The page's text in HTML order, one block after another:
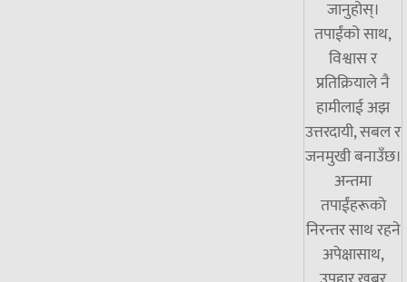
जानुहोस्।
तपाईंको साथ,
विश्वास र
प्रतिक्रियाले नै
हामीलाई अझ
उत्तरदायी, सबल र
जनमुखी बनाउँछ।
अन्तमा
तपाईंहरूको
निरन्तर साथ रहने
अपेक्षासाथ,